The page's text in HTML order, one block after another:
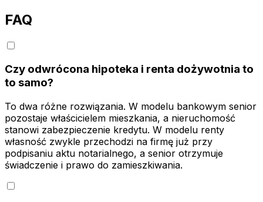
FAQ
Czy odwrócona hipoteka i renta dożywotnia to
to samo?
To dwa różne rozwiązania. W modelu bankowym senior
pozostaje właścicielem mieszkania, a nieruchomość
stanowi zabezpieczenie kredytu. W modelu renty
własność zwykle przechodzi na firmę już przy
podpisaniu aktu notarialnego, a senior otrzymuje
świadczenie i prawo do zamieszkiwania.